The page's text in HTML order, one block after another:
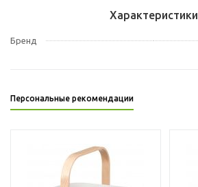
Характеристики
Бренд
Персональные рекомендации